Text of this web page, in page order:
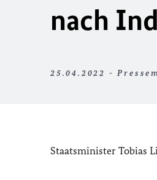
nach
25.04.2022 -
Staatsminister Tobias